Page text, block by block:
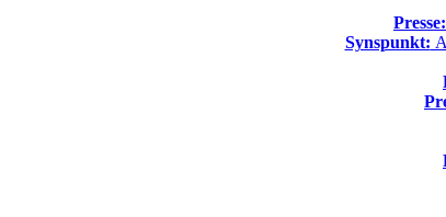
Presse:
Synspunkt: